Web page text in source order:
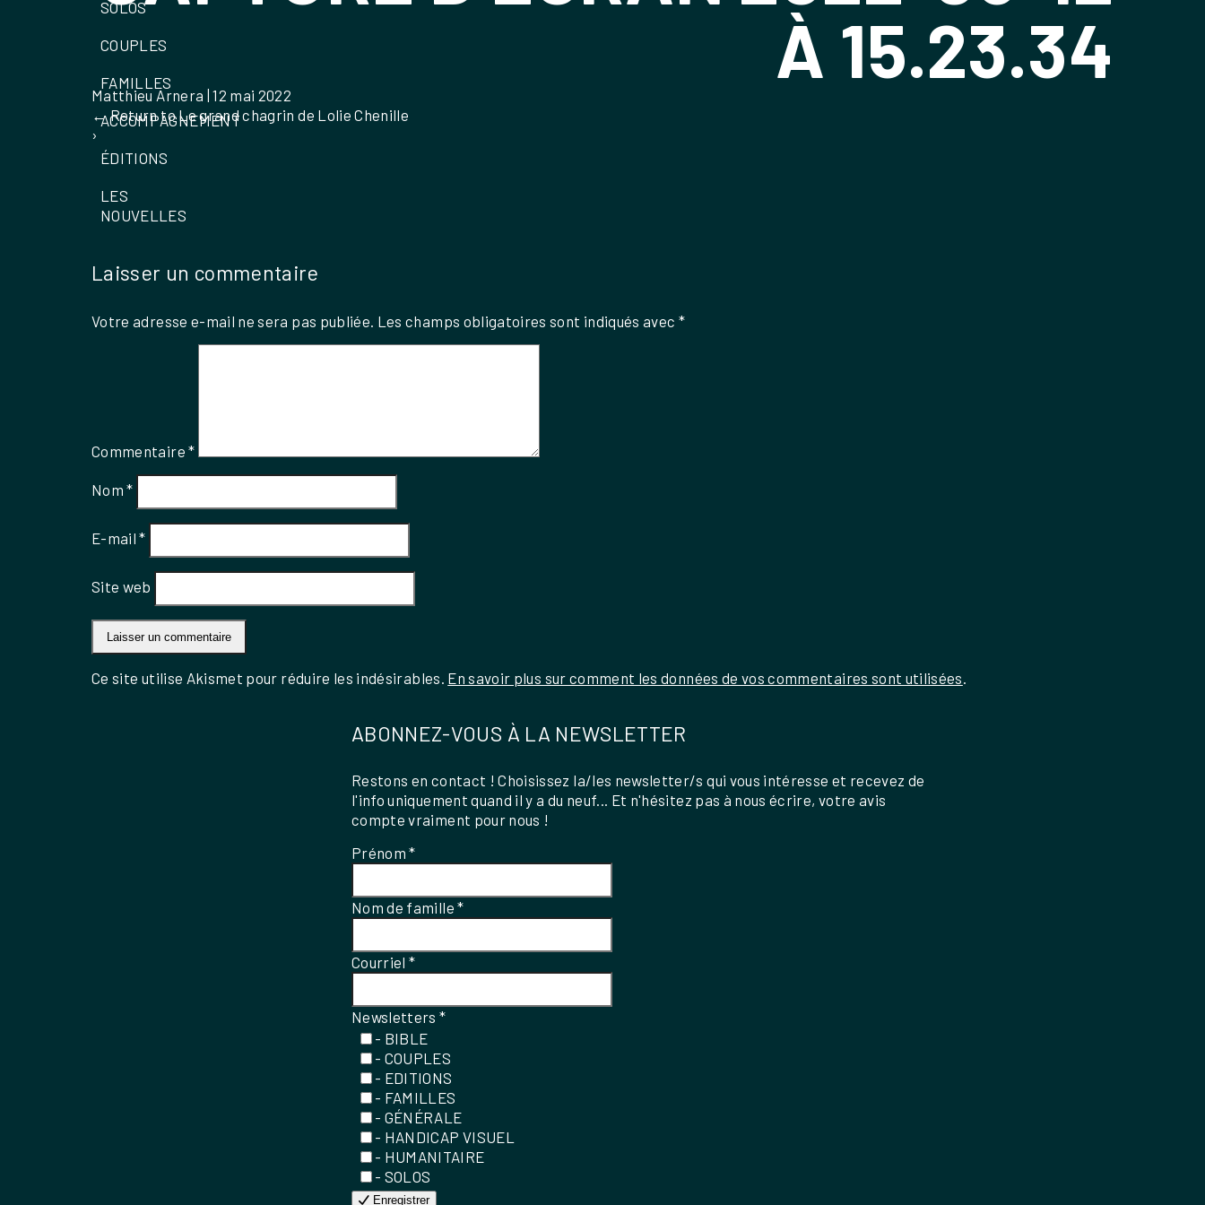
SOLOS
COUPLES
FAMILLES
ACCOMPAGNEMENT
ÉDITIONS
LES
NOUVELLES
À 15.23.34
Matthieu Arnera |12 mai 2022
←Return to Le grand chagrin de Lolie Chenille
›
Laisser un commentaire
Votre adresse e-mail ne sera pas publiée. Les champs obligatoires sont indiqués avec *
Commentaire*
Nom*
E-mail*
Site web
Ce site utilise Akismet pour réduire les indésirables. En savoir plus sur comment les données de vos commentaires sont utilisées.
ABONNEZ-VOUS À LA NEWSLETTER
Restons en contact ! Choisissez la/les newsletter/s qui vous intéresse et recevez de
l'info uniquement quand il y a du neuf... Et n'hésitez pas à nous écrire, votre avis
compte vraiment pour nous !
Prénom*
Nom de famille*
Courriel*
Newsletters*
- BIBLE
- COUPLES
- EDITIONS
- FAMILLES
- GÉNÉRALE
- HANDICAP VISUEL
- HUMANITAIRE
- SOLOS
Enregistrer